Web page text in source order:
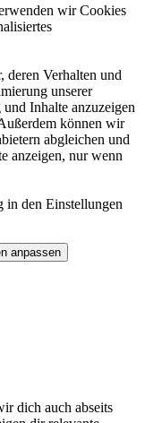
wir Cookies
deren Verhalten und
unserer
Inhalte anzuzeigen
können wir
abgleichen und
anzeigen, nur wenn
den Einstellungen
anpassen
dich auch abseits